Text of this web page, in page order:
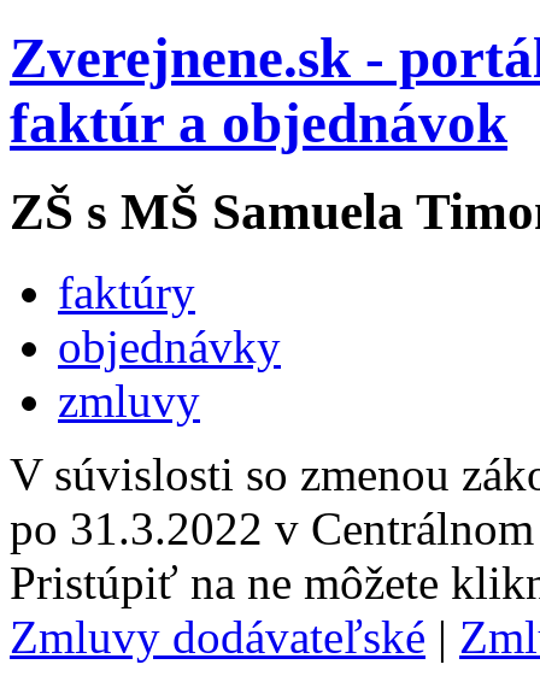
Zverejnene.sk -
faktúr a objednávok
ZŠ s MŠ Samuela
faktúry
objednávky
zmluvy
V súvislosti so zmenou
po 31.3.2022 v
Pristúpiť na ne môžete
Zmluvy dodávateľské |